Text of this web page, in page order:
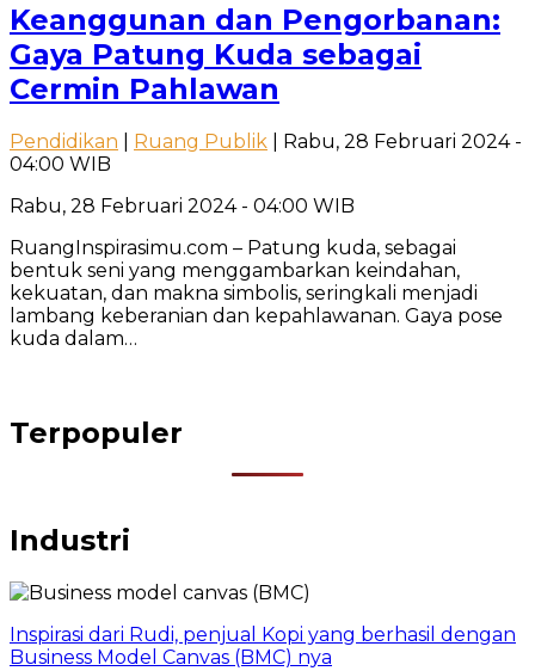
Keanggunan dan Pengorbanan:
Gaya Patung Kuda sebagai
Cermin Pahlawan
Pendidikan Ruang Publik | Rabu, 28 Februari 2024 -
04:00 WIB
Rabu, 28 Februari 2024 - 04:00 WIB
RuangInspirasimu.com – Patung kuda, sebagai
bentuk seni yang menggambarkan keindahan,
kekuatan, dan makna simbolis, seringkali menjadi
lambang keberanian dan kepahlawanan. Gaya pose
kuda dalam…
Terpopuler
Industri
Inspirasi dari Rudi, penjual Kopi yang berhasil dengan
Business Model Canvas (BMC) nya